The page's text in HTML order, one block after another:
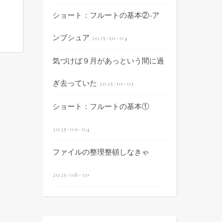
ショート：フルートの基本②-ア
ンブシュア 2025-10-04
気づけば９月があっという間に過
ぎ去っていた 2025-10-01
ショート：フルートの基本①
2025-09-04
ファイルの整理整頓しなきゃ
2025-08-30